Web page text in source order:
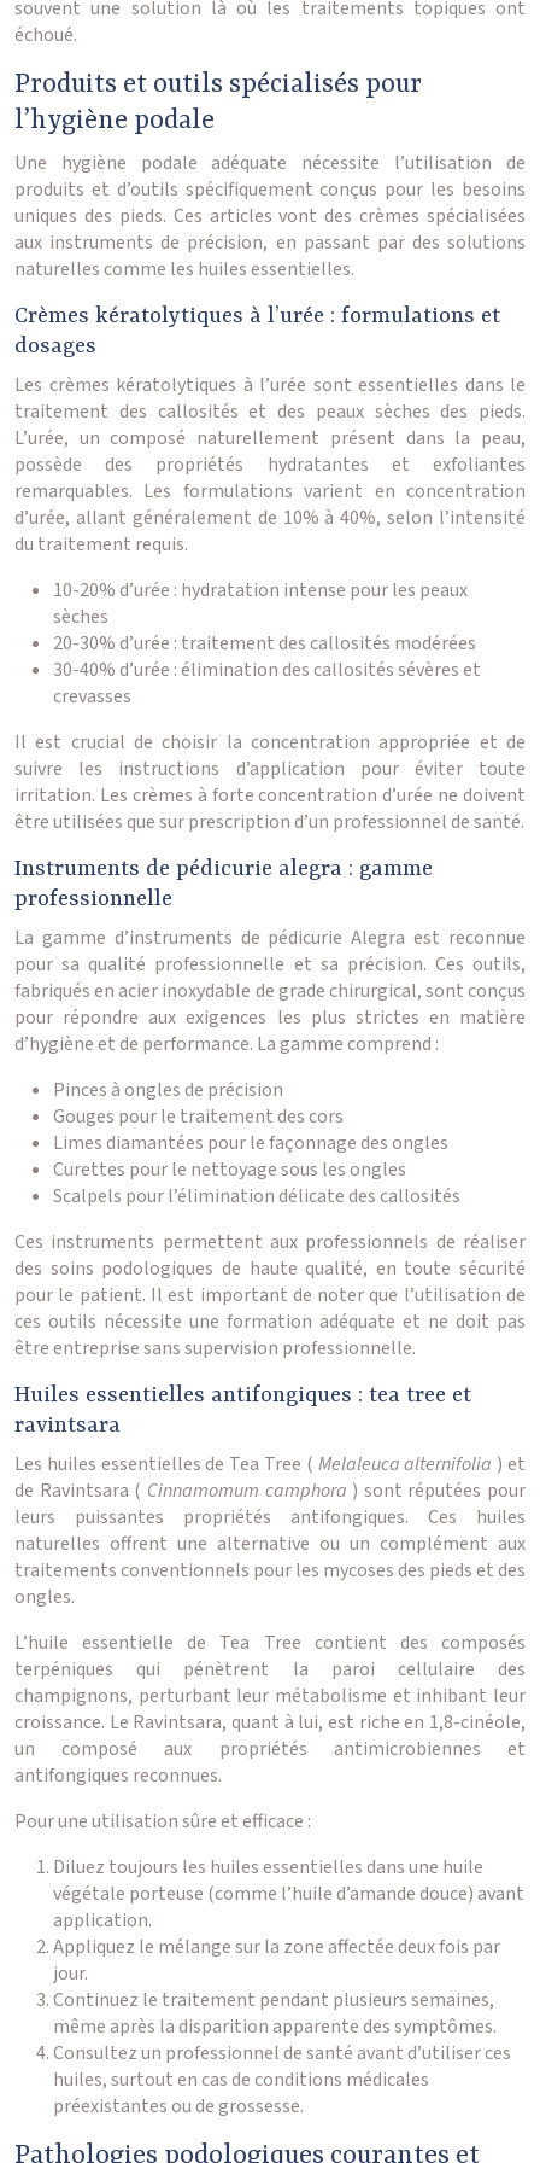
souvent une solution là où les traitements topiques ont
échoué.
Produits et outils spécialisés pour
l’hygiène podale
Une hygiène podale adéquate nécessite l’utilisation de
produits et d’outils spécifiquement conçus pour les besoins
uniques des pieds. Ces articles vont des crèmes spécialisées
aux instruments de précision, en passant par des solutions
naturelles comme les huiles essentielles.
Crèmes kératolytiques à l’urée : formulations et
dosages
Les crèmes kératolytiques à l’urée sont essentielles dans le
traitement des callosités et des peaux sèches des pieds.
L’urée, un composé naturellement présent dans la peau,
possède des propriétés hydratantes et exfoliantes
remarquables. Les formulations varient en concentration
d’urée, allant généralement de 10% à 40%, selon l’intensité
du traitement requis.
10-20% d’urée : hydratation intense pour les peaux
sèches
20-30% d’urée : traitement des callosités modérées
30-40% d’urée : élimination des callosités sévères et
crevasses
Il est crucial de choisir la concentration appropriée et de
suivre les instructions d’application pour éviter toute
irritation. Les crèmes à forte concentration d’urée ne doivent
être utilisées que sur prescription d’un professionnel de santé.
Instruments de pédicurie alegra : gamme
professionnelle
La gamme d’instruments de pédicurie Alegra est reconnue
pour sa qualité professionnelle et sa précision. Ces outils,
fabriqués en acier inoxydable de grade chirurgical, sont conçus
pour répondre aux exigences les plus strictes en matière
d’hygiène et de performance. La gamme comprend :
Pinces à ongles de précision
Gouges pour le traitement des cors
Limes diamantées pour le façonnage des ongles
Curettes pour le nettoyage sous les ongles
Scalpels pour l’élimination délicate des callosités
Ces instruments permettent aux professionnels de réaliser
des soins podologiques de haute qualité, en toute sécurité
pour le patient. Il est important de noter que l’utilisation de
ces outils nécessite une formation adéquate et ne doit pas
être entreprise sans supervision professionnelle.
Huiles essentielles antifongiques : tea tree et
ravintsara
Les huiles essentielles de Tea Tree ( Melaleuca alternifolia ) et
de Ravintsara ( Cinnamomum camphora ) sont réputées pour
leurs puissantes propriétés antifongiques. Ces huiles
naturelles offrent une alternative ou un complément aux
traitements conventionnels pour les mycoses des pieds et des
ongles.
L’huile essentielle de Tea Tree contient des composés
terpéniques qui pénètrent la paroi cellulaire des
champignons, perturbant leur métabolisme et inhibant leur
croissance. Le Ravintsara, quant à lui, est riche en 1,8-cinéole,
un composé aux propriétés antimicrobiennes et
antifongiques reconnues.
Pour une utilisation sûre et efficace :
Diluez toujours les huiles essentielles dans une huile
végétale porteuse (comme l’huile d’amande douce) avant
application.
Appliquez le mélange sur la zone affectée deux fois par
jour.
Continuez le traitement pendant plusieurs semaines,
même après la disparition apparente des symptômes.
Consultez un professionnel de santé avant d’utiliser ces
huiles, surtout en cas de conditions médicales
préexistantes ou de grossesse.
Pathologies podologiques courantes et